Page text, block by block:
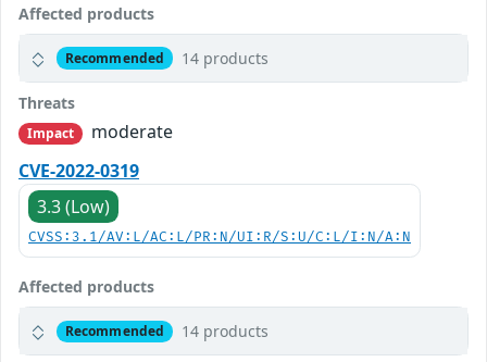
Affected products
Recommended 14 products
Threats
Impact
moderate
CVE-2022-0319
3.3 (Low)
CVSS:3.1/AV:L/AC:L/PR:N/UI:R/S:U/C:L/I:N/A:N
Affected products
Recommended 14 products